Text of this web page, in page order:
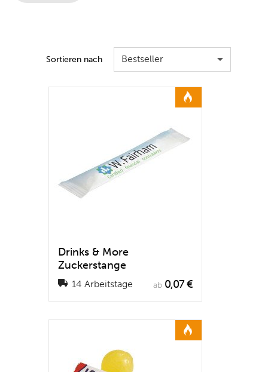
Sortieren nach Bestseller
Drinks & More
Zuckerstange
14 Arbeitstage ab 0,07 €